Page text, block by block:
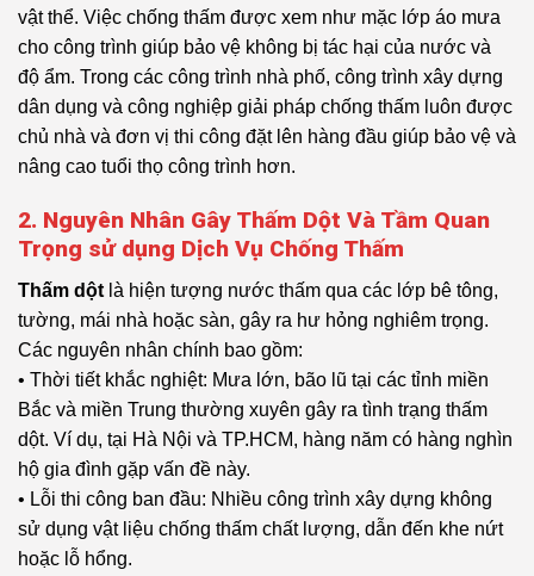
vật thể. Việc chống thấm được xem như mặc lớp áo mưa
cho công trình giúp bảo vệ không bị tác hại của nước và
độ ẩm. Trong các công trình nhà phố, công trình xây dựng
dân dụng và công nghiệp giải pháp chống thấm luôn được
chủ nhà và đơn vị thi công đặt lên hàng đầu giúp bảo vệ và
nâng cao tuổi thọ công trình hơn.
2. Nguyên Nhân Gây Thấm Dột Và Tầm Quan
Trọng sử dụng Dịch Vụ Chống Thấm
Thấm dột là hiện tượng nước thấm qua các lớp bê tông,
tường, mái nhà hoặc sàn, gây ra hư hỏng nghiêm trọng.
Các nguyên nhân chính bao gồm:
• Thời tiết khắc nghiệt: Mưa lớn, bão lũ tại các tỉnh miền
Bắc và miền Trung thường xuyên gây ra tình trạng thấm
dột. Ví dụ, tại Hà Nội và TP.HCM, hàng năm có hàng nghìn
hộ gia đình gặp vấn đề này.
• Lỗi thi công ban đầu: Nhiều công trình xây dựng không
sử dụng vật liệu chống thấm chất lượng, dẫn đến khe nứt
hoặc lỗ hổng.